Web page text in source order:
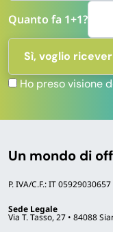
Quanto fa 1+1?
Ho preso visione
Un mondo di
P. IVA/C.F.: IT
Sede Legale
Via T. Tasso, 27 • 84088